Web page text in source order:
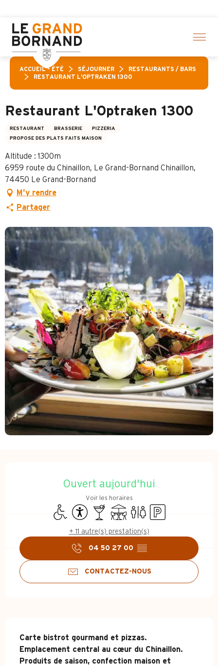
contenu
principal
ACCUEIL – ÉTÉ SÉJOURNER
RESTAURANTS / BARS
RESTAURANT L'OPTRAKEN 1300
Restaurant L'Optraken 1300
RESTAURANT BRASSERIE
PIZZERIA
PROPOSE DES PLATS FAITS MAISON
Altitude : 1300m
6959 route du Chinaillon, Le Grand-Bornand Chinaillon,
74450 Le Grand-Bornand
M'y rendre
Partager
Ouvert aujourd'hui
Voir les horaires
Accès handicapés
AccessibilitéBar / Buvette
TerrasseToilettesParking
+ 11 autre(s) prestation(s)
04 50 27 00 ▒▒
CONTACTEZ-NOUS
Description
Carte bistrot gourmand et pizzas.
Emplacement central au cœur du Chinaillon.
Produits de saison, confection maison et